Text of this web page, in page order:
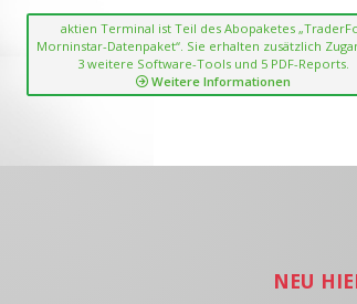
aktien Terminal ist Teil des Abopaketes
Morninstar-Datenpaket“. Sie erhalten zusätzlich
3 weitere Software-Tools und 5 PDF-Reports.
Weitere Informationen
NEU